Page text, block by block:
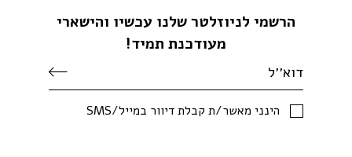
הרשמי לניוזלטר שלנו עכשיו והישארי
מעודכנת תמיד!
SMS/הינני מאשר/ת קבלת דיוור במייל